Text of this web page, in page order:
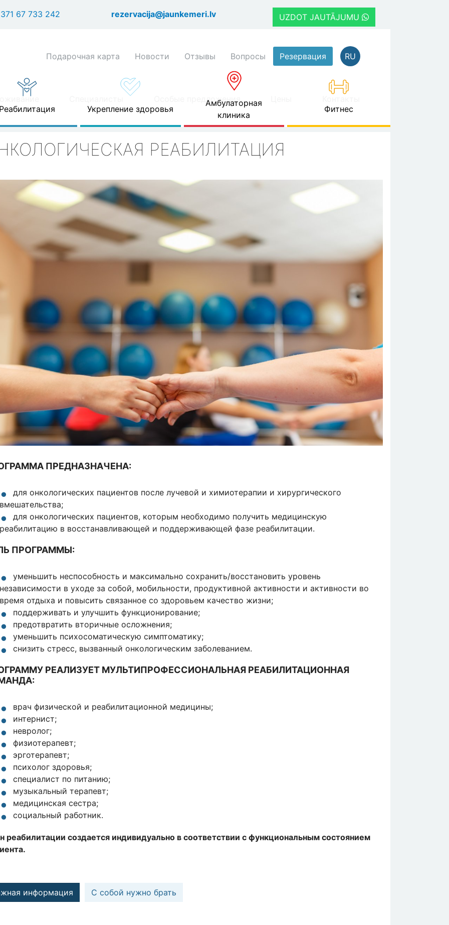
к
67 733 242 rezervacija@jaunkemeri.lv UZDOT JAUTĀJUMU
Shortcuts
Подарочная карта Новости Отзывы Вопросы Резервация RU
Особые предложения
Реабилитация Укрепление здоровья
Амбулаторная
клиника
Фитнес
РЕАБИЛИТАЦИЯ
ПРЕДНАЗНАЧЕНА:
для онкологических пациентов после лучевой и химиотерапии и хирургического
вмешательства;
для онкологических пациентов, которым необходимо получить медицинскую
реабилитацию в восстанавливающей и поддерживающей фазе реабилитации.
ПРОГРАММЫ:
уменьшить неспособность и максимально сохранить/восстановить уровень
независимости в уходе за собой, мобильности, продуктивной активности и активности во
время отдыха и повысить связанное со здоровьем качество жизни;
поддерживать и улучшить функционирование;
предотвратить вторичные осложнения;
уменьшить психосоматическую симптоматику;
снизить стресс, вызванный онкологическим заболеванием.
РЕАЛИЗУЕТ МУЛЬТИПРОФЕССИОНАЛЬНАЯ РЕАБИЛИТАЦИОННАЯ
врач физической и реабилитационной медицины;
интернист;
невролог;
физиотерапевт;
эрготерапевт;
психолог здоровья;
специалист по питанию;
музыкальный терапевт;
медицинская сестра;
социальный работник.
реабилитации создается индивидуально в соответствии с функциональным состоянием
информация С собой нужно брать